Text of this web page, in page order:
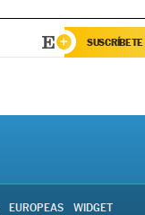
SUSCRÍBETE
EUROPEAS WIDGET